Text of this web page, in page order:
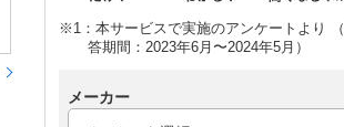
※1：本サービスで実施のアンケートより
答期間：2023年6月〜2024年5月）
メーカー